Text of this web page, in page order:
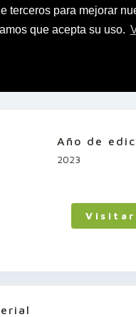
Año de
2023
Visitar